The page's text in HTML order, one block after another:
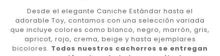
Desde el elegante Caniche Estándar hasta el
adorable Toy, contamos con una selección variada
que incluye colores como blanco, negro, marrón, gris,
apricot, rojo, crema, beige y hasta ejemplares
bicolores. Todos nuestros cachorros se entregan